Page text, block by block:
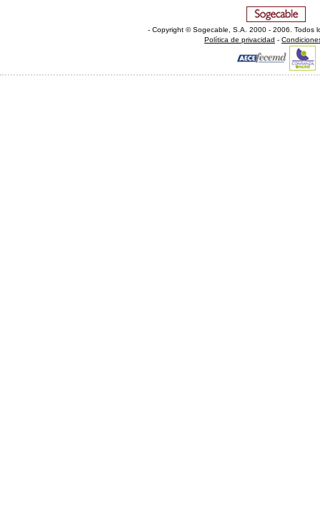
- Copyright © Sogecable, S.A
2000 - 2006. Todos
Política de privacidad -